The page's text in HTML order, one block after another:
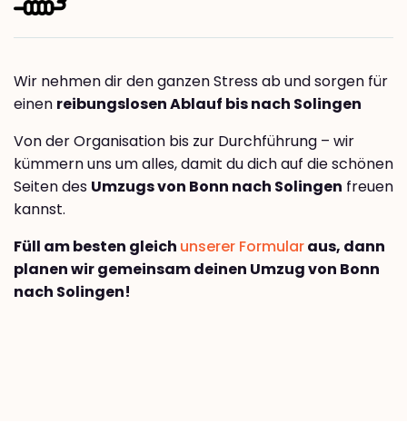
Wir nehmen dir den ganzen Stress ab und sorgen für
einen reibungslosen Ablauf bis nach Solingen
Von der Organisation bis zur Durchführung – wir
kümmern uns um alles, damit du dich auf die schönen
Seiten des Umzugs von Bonn nach Solingen freuen
kannst.
Füll am besten gleich unserer Formularaus, dann
planen wir gemeinsam deinen Umzug von Bonn
nach Solingen!